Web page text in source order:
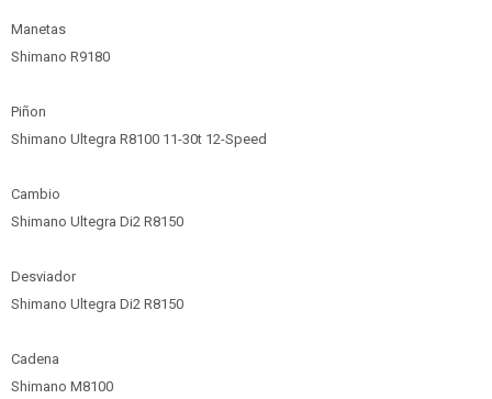
Manetas
Shimano R9180
Piñon
Shimano Ultegra R8100 11-30t 12-Speed
Cambio
Shimano Ultegra Di2 R8150
Desviador
Shimano Ultegra Di2 R8150
Cadena
Shimano M8100